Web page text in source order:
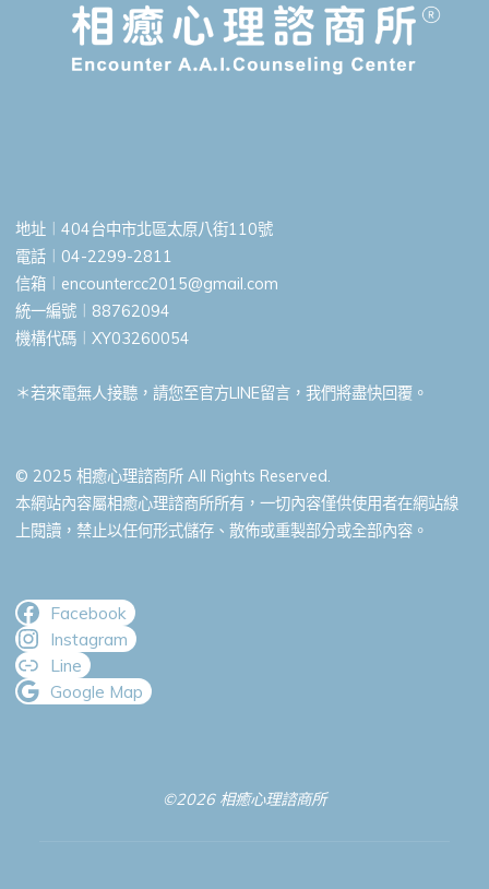
地址︱404台中市北區太原八街110號
電話︱04-2299-2811
信箱︱ encountercc2015@gmail.com
統一編號︱88762094
機構代碼︱XY03260054
＊若來電無人接聽，請您至官方LINE留言，我們將盡快回覆。
© 2025 相癒心理諮商所 All Rights Reserved.
本網站內容屬相癒心理諮商所所有，一切內容僅供使用者在網站線
上閱讀，禁止以任何形式儲存、散佈或重製部分或全部內容。
Facebook
Instagram
Line
Google Map
©2026 相癒心理諮商所